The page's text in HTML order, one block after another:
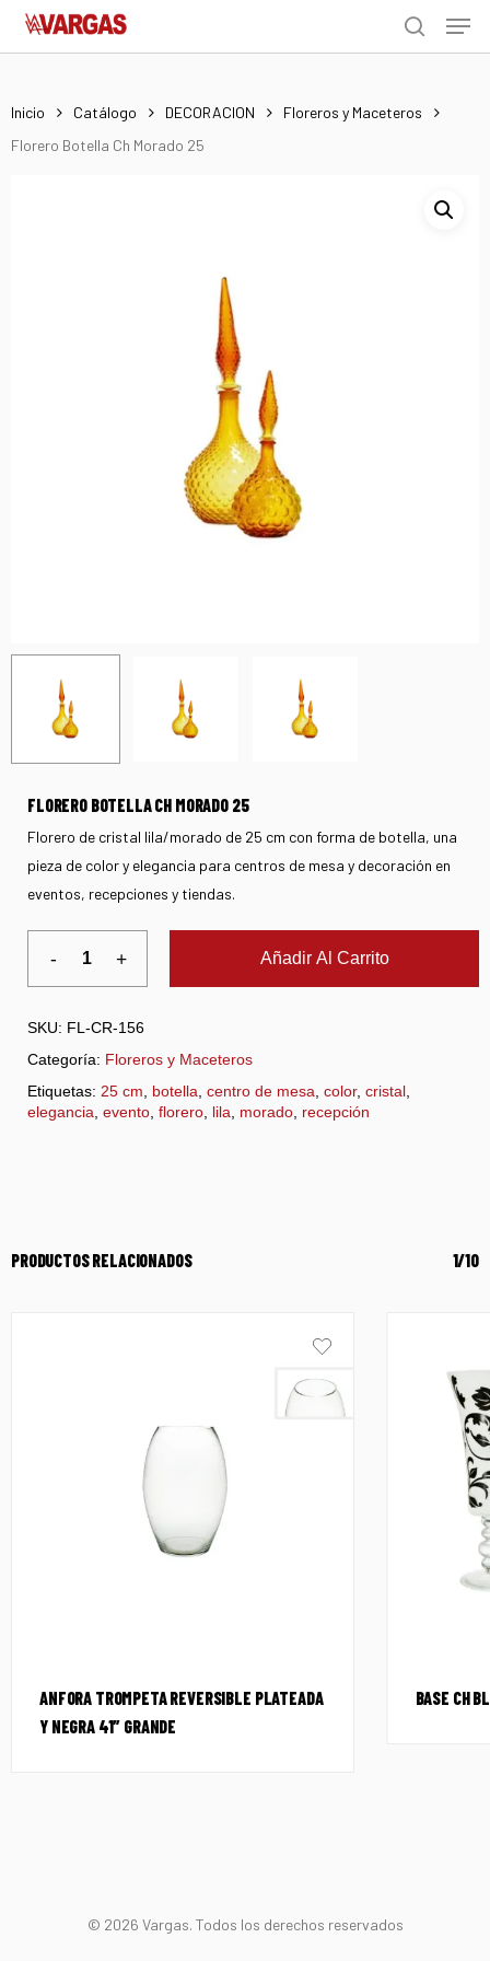
Skip
search
Menu
Inicio Catálogo DECORACION
Floreros y Maceteros
Florero Botella Ch Morado 25
FLORERO BOTELLA CH MORADO 25
Florero de cristal lila/morado de 25 cm con forma de botella, una
pieza de color y elegancia para centros de mesa y decoración en
eventos, recepciones y tiendas.
Añadir Al Carrito
SKU: FL-CR-156
Categoría: Floreros y Maceteros
Etiquetas: 25 cm botella centro de mesa color, cristal
elegancia evento florero lila morado recepción
PRODUCTOS RELACIONADOS 1/10
ANFORA TROMPETA REVERSIBLE PLATEADA
Y NEGRA 41″ GRANDE
BASE CH
© 2026 Vargas. Todos los derechos reservados